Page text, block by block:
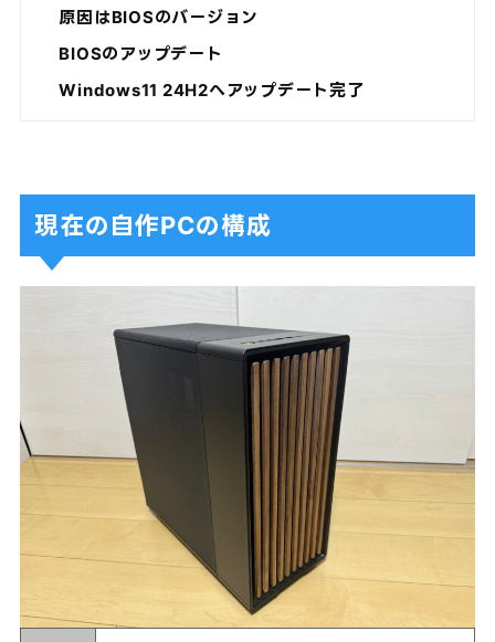
原因はBIOSのバージョン
BIOSのアップデート
Windows11 24H2へアップデート完了
現在の自作PCの構成